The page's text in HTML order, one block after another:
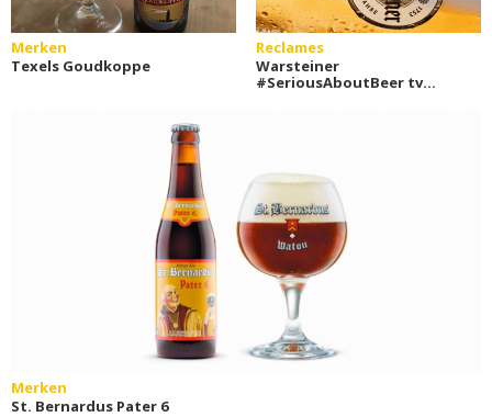
Merken
Texels Goudkoppe
Reclames
Warsteiner
#SeriousAboutBeer tv
Merken
St. Bernardus Pater 6